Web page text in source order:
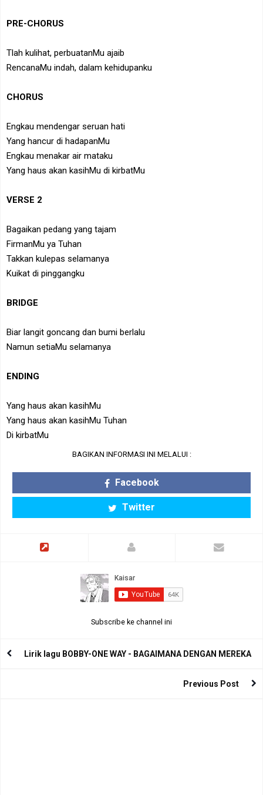
PRE-CHORUS
Tlah kulihat, perbuatanMu ajaib
RencanaMu indah, dalam kehidupanku
CHORUS
Engkau mendengar seruan hati
Yang hancur di hadapanMu
Engkau menakar air mataku
Yang haus akan kasihMu di kirbatMu
VERSE 2
Bagaikan pedang yang tajam
FirmanMu ya Tuhan
Takkan kulepas selamanya
Kuikat di pinggangku
BRIDGE
Biar langit goncang dan bumi berlalu
Namun setiaMu selamanya
ENDING
Yang haus akan kasihMu
Yang haus akan kasihMu Tuhan
Di kirbatMu
BAGIKAN INFORMASI INI MELALUI :
Facebook
Twitter
Subscribe ke channel ini
Lirik lagu BOBBY-ONE WAY - BAGAIMANA DENGAN MEREKA
Previous Post